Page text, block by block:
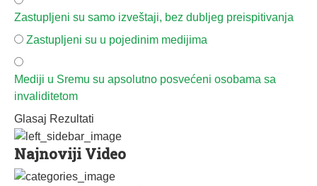
Zastupljeni su samo izveštaji, bez dubljeg preispitivanja
Zastupljeni su u pojedinim medijima
Mediji u Sremu su apsolutno posvećeni osobama sa
invaliditetom
Glasaj Rezultati
Najnoviji Video